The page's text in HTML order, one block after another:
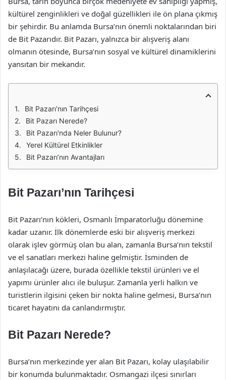
kültürel zenginlikleri ve doğal güzellikleri ile ön plana çıkmış
bir şehirdir. Bu anlamda Bursa’nın önemli noktalarından biri
de Bit Pazarıdır. Bit Pazarı, yalnızca bir alışveriş alanı
olmanın ötesinde, Bursa’nın sosyal ve kültürel dinamiklerini
yansıtan bir mekandır.
Bit Pazarı'nın Tarihçesi
Bit Pazarı Nerede?
Bit Pazarı'nda Neler Bulunur?
Yerel Kültürel Etkinlikler
Bit Pazarı’nın Avantajları
Bit Pazarı’nın Tarihçesi
Bit Pazarı’nın kökleri, Osmanlı İmparatorluğu dönemine
kadar uzanır. İlk dönemlerde eski bir alışveriş merkezi
olarak işlev görmüş olan bu alan, zamanla Bursa’nın tekstil
ve el sanatları merkezi haline gelmiştir. İsminden de
anlaşılacağı üzere, burada özellikle tekstil ürünleri ve el
yapımı ürünler alıcı ile buluşur. Zamanla yerli halkın ve
turistlerin ilgisini çeken bir nokta haline gelmesi, Bursa’nın
ticaret hayatını da canlandırmıştır.
Bit Pazarı Nerede?
Bursa’nın merkezinde yer alan Bit Pazarı, kolay ulaşılabilir
bir konumda bulunmaktadır. Osmangazi ilçesi sınırları